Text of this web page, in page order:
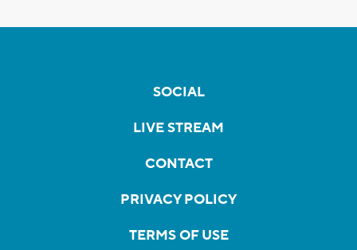
SOCIAL
LIVE STREAM
CONTACT
PRIVACY POLICY
TERMS OF USE